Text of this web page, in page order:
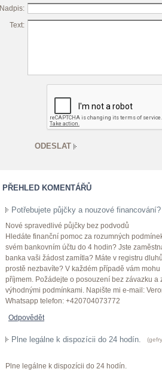
Nadpis:
Text:
PŘEHLED KOMENTÁŘŮ
Potřebujete půjčky a nouzové financování?
Nové spravedlivé půjčky bez podvodů
Hledáte finanční pomoc za rozumných
svém bankovním účtu do 4 hodin? Jste
banka vaši žádost zamítla? Máte v registru
prostě nezbavíte? V každém případě vám
příjmem. Požádejte o posouzení bez závazku
výhodnými podmínkami. Napište mi e-mail:
Whatsapp telefon: +420704073772
Odpovědět
Plne legálne k dispozícii do 24 hodín. (
Plne legálne k dispozícii do 24 hodín.